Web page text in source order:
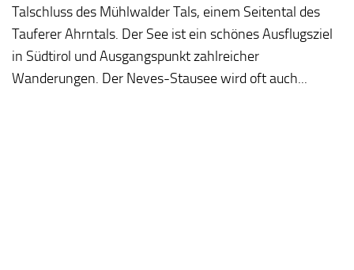
Talschluss des Mühlwalder Tals, einem Seitental des
Tauferer Ahrntals. Der See ist ein schönes Ausflugsziel
in Südtirol und Ausgangspunkt zahlreicher
Wanderungen. Der Neves-Stausee wird oft auch...